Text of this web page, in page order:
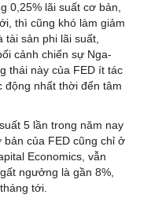
0,25% lãi suất cơ bản,
thì cũng khó làm giảm
tài sản phi lãi suất,
cảnh chiến sự Nga-
thái này của FED ít tác
động nhất thời đến tâm
5 lần trong năm nay
của FED cũng chỉ ở
Economics, vẫn
ngưởng là gần 8%,
tới.